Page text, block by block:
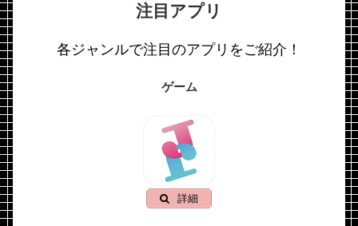
注目アプリ
各ジャンルで注目のアプリをご紹介！
ゲーム
詳細